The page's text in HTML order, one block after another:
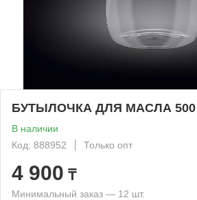
БУТЫЛОЧКА ДЛЯ МАСЛА
В наличии
Код: 888952
Только опт
4 900 ₸
Минимальный заказ — 12 шт.